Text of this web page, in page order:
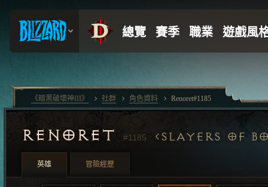
RENORET #1185 SLAYERS OF
英雄 冒險經歷
《暗黑破壞神III》 社群 角色資料 Renoret#1185